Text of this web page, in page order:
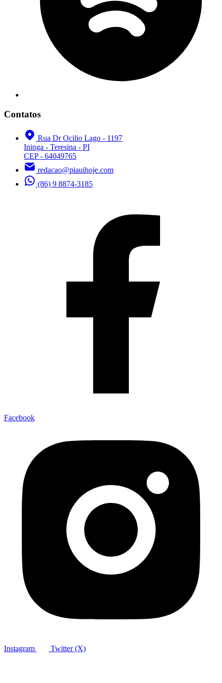
Contatos
Rua Dr Ocilio Lago - 1197
Ininga - Teresina - PI
CEP - 64049765
redacao@piauihoje.com
(86) 9 8874-3185
Facebook
Instagram Twitter (X)